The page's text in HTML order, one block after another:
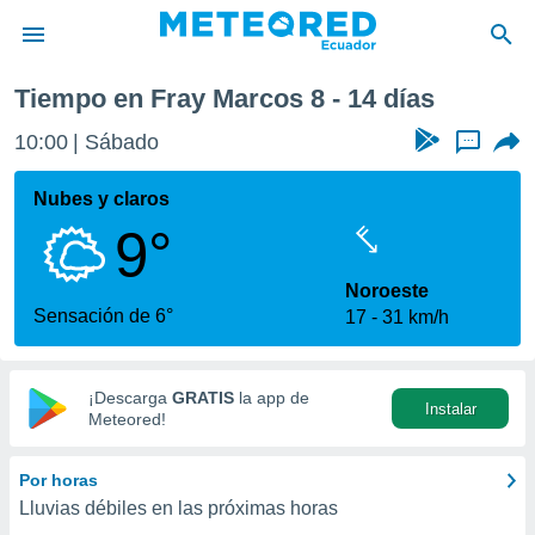
de
ha
calidad.
a este
las
y
digital
basada
Tiempo en Fray Marcos 8 - 14 días
10:00 Sábado ...
Nubes y claros
9°
Sensación de 6°
Noroeste
17
31 km/h
¡Descarga GRATIS la app de
Meteored!
Instalar
Por horas
Lluvias débiles en las próximas horas